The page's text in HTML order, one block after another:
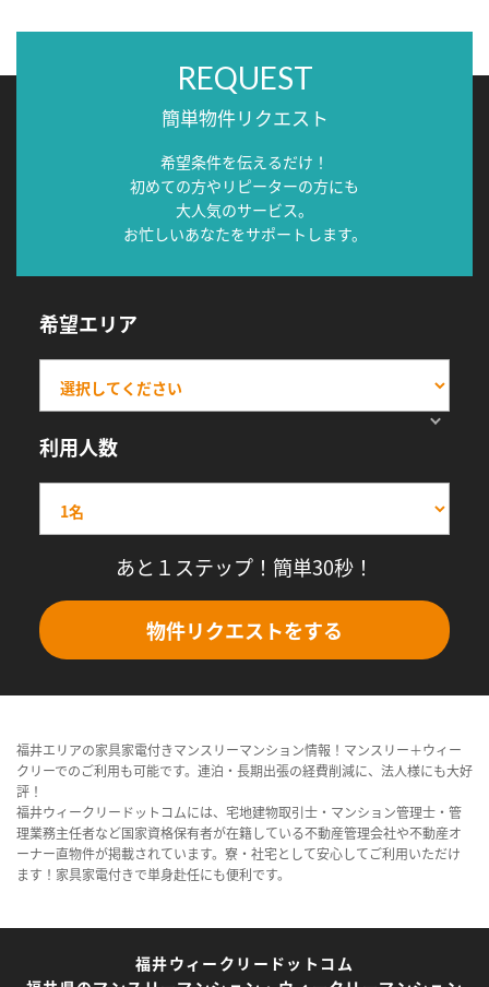
REQUEST
簡単物件リクエスト
希望条件を伝えるだけ！
初めての方やリピーターの方にも
大人気のサービス。
お忙しいあなたをサポートします。
希望エリア
利用人数
あと１ステップ！簡単30秒！
物件リクエストをする
福井エリアの家具家電付きマンスリーマンション情報！マンスリー＋ウィー
クリーでのご利用も可能です。連泊・長期出張の経費削減に、法人様にも大好
評！
福井ウィークリードットコムには、宅地建物取引士・マンション管理士・管
理業務主任者など国家資格保有者が在籍している不動産管理会社や不動産オ
ーナー直物件が掲載されています。寮・社宅として安心してご利用いただけ
ます！家具家電付きで単身赴任にも便利です。
福井ウィークリードットコム